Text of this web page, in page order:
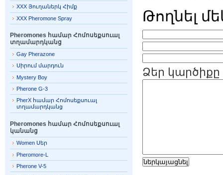
Թողնել
Ձեր կարծիքը
XXX Յուղաներկ Հիմք
XXX Pheromone Spray
Pheromones համար Հոմոսեքսուալ
տղամարդկանց
Gay Pherazone
Սիրում մարդուն
Mystery Boy
Pherone G-3
PherX համար Հոմոսեքսուալ
տղամարդկանց
Pheromones համար Հոմոսեքսուալ
կանանց
Women Սեր
Pheromore-L
Pherone V-5